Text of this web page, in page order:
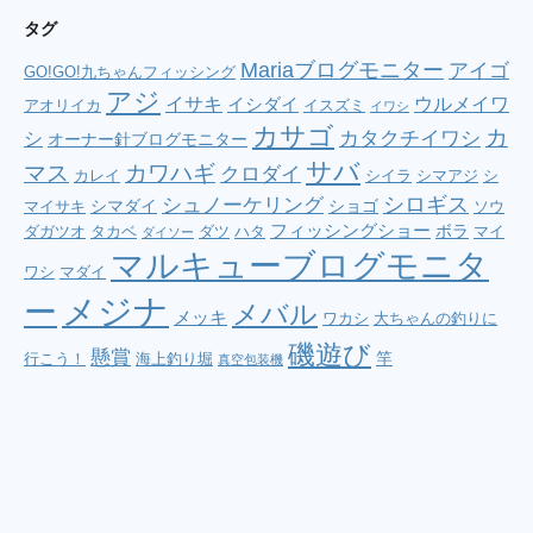
タグ
GO!GO!九ちゃんフィッシング Mariaブログモニター アイゴ
アオリイカ アジ イサキ イシダイ イスズミ イワシ ウルメイワ
シ オーナー針ブログモニター カサゴ カタクチイワシ カ
マス カレイ カワハギ クロダイ サバ シイラ シマアジ シ
マイサキ シマダイ シュノーケリング ショゴ シロギス ソウ
ダガツオ タカベ ダイソー ダツ ハタ フィッシングショー ボラ マイ
ワシ マダイ マルキューブログモニタ
ー メジナ メッキ メバル ワカシ 大ちゃんの釣りに
行こう！ 懸賞 海上釣り堀 真空包装機 磯遊び 竿